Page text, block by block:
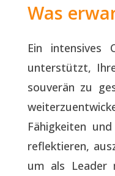
Was
Ein intensives
unterstützt,
souverän zu
Fähigkeiten
reflektieren,
um als Leader